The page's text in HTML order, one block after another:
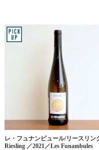
レ・フュナンビュール/リースリ
Riesling ／2021／Les Funambules